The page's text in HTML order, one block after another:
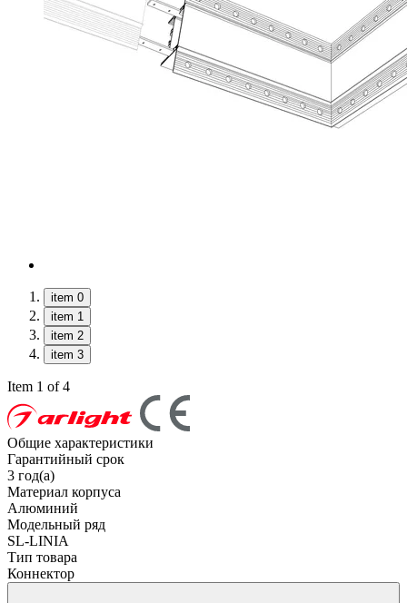
item 0
item 1
item 2
item 3
Item 1 of 4
Общие характеристики
Гарантийный срок
3 год(а)
Материал корпуса
Алюминий
Модельный ряд
SL-LINIA
Тип товара
Коннектор